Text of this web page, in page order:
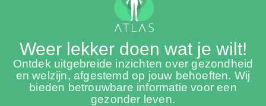
Weer lekker doen wat je wilt!
Ontdek uitgebreide inzichten over gezondheid
en welzijn, afgestemd op jouw behoeften. Wij
bieden betrouwbare informatie voor een
gezonder leven.